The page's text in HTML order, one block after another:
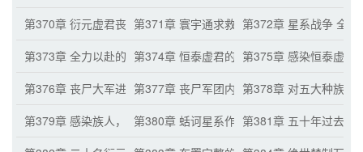
第370章 衍元虚君丧尸的出手第371章 寰宇通求救 一样的情况第372章 星系战争 全力
第373章 全力以赴的五大衍元虚君 突然出现的身影
第374章 恒泰虚君的害怕第375章 感染恒泰虚君
第376章 丧尸大军进入蛞诃星系第377章 丧尸军团内部的竞争第378章 对五大种族的
第379章 感染族人，迈入更高的生命层次第380章 蛞诃星系作为跳板 推演完整禁制手段
第381章 五十年过去了